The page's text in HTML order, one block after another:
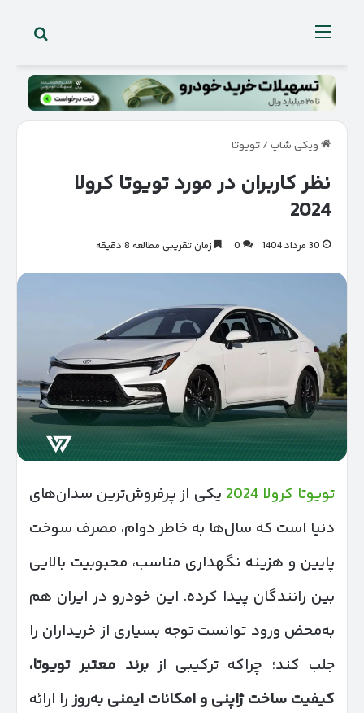
منو
ویکی شاپ/ تویوتا
نظر کاربران در مورد تویوتا کرولا
2024
30 مرداد 1404 0 زمان تقریبی مطالعه 8 دقیقه
تویوتا کرولا 2024
یکی از پرفروش‌ترین سدان‌های
دنیا است که سال‌ها به خاطر دوام، مصرف سوخت
پایین و هزینه نگهداری مناسب، محبوبیت بالایی
بین رانندگان پیدا کرده. این خودرو در ایران هم
به‌محض ورود توانست توجه بسیاری از خریداران را
جلب کند؛ چراکه ترکیبی ازبرند معتبر تویوتا،
کیفیت ساخت ژاپنی و امکانات ایمنی به‌روزرا ارائه